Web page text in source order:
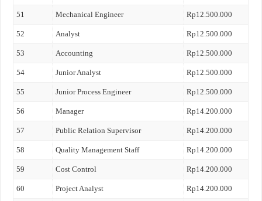
51 Mechanical Engineer Rp12.500.000
52 Analyst Rp12.500.000
53 Accounting Rp12.500.000
54 Junior Analyst Rp12.500.000
55 Junior Process Engineer Rp12.500.000
56 Manager Rp14.200.000
57 Public Relation Supervisor Rp14.200.000
58 Quality Management Staff Rp14.200.000
59 Cost Control Rp14.200.000
60 Project Analyst Rp14.200.000